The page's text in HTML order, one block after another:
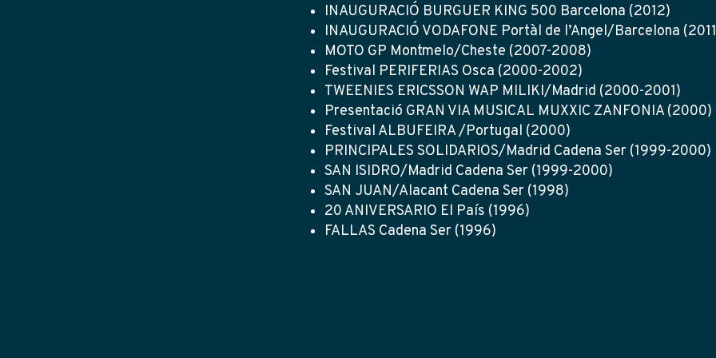
INAUGURACIÓ BURGUER KING 500 Barcelona (2012)
INAUGURACIÓ VODAFONE Portàl de l’Angel/Barcelona
MOTO GP Montmelo/Cheste (2007-2008)
Festival PERIFERIAS Osca (2000-2002)
TWEENIES ERICSSON WAP MILIKI/Madrid (2000-2001)
Presentació GRAN VIA MUSICAL MUXXIC ZANFONIA (2000)
Festival ALBUFEIRA /Portugal (2000)
PRINCIPALES SOLIDARIOS/Madrid Cadena Ser (1999-2000)
SAN ISIDRO/Madrid Cadena Ser (1999-2000)
SAN JUAN/Alacant Cadena Ser (1998)
20 ANIVERSARIO El País (1996)
FALLAS Cadena Ser (1996)